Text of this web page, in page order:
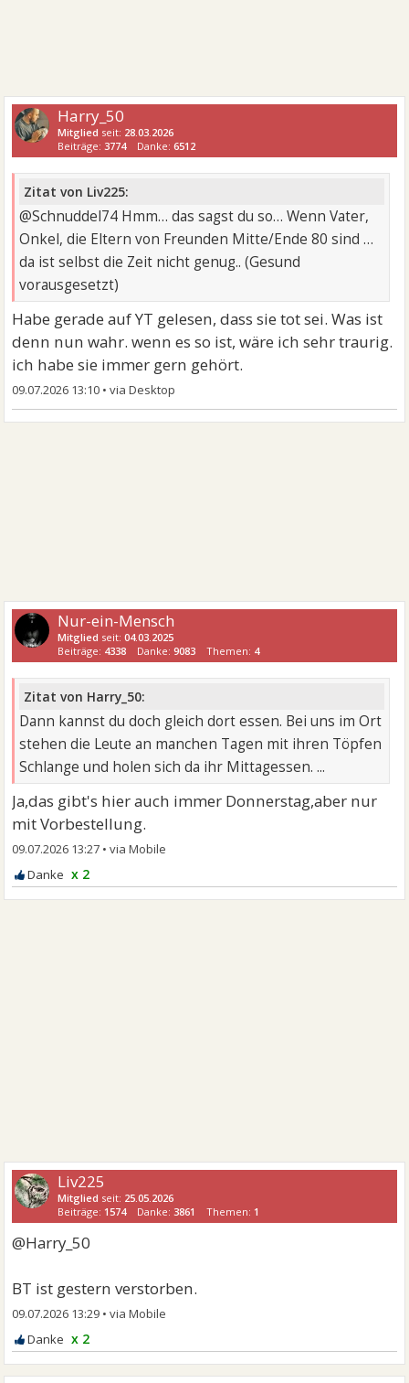
Harry_50
Mitglied seit: 28.03.2026
Beiträge:3774 Danke:6512
Zitat von Liv225:
@Schnuddel74 Hmm… das sagst du so… Wenn Vater,
Onkel, die Eltern von Freunden Mitte/Ende 80 sind …
da ist selbst die Zeit nicht genug.. (Gesund
vorausgesetzt)
Habe gerade auf YT gelesen, dass sie tot sei. Was ist
denn nun wahr. wenn es so ist, wäre ich sehr traurig.
ich habe sie immer gern gehört.
09.07.2026 13:10 •
Nur-ein-Mensch
Mitglied seit:04.03.2025
Beiträge: 4338 Danke:9083 Themen: 4
Zitat von Harry_50:
Dann kannst du doch gleich dort essen. Bei uns im Ort
stehen die Leute an manchen Tagen mit ihren Töpfen
Schlange und holen sich da ihr Mittagessen. ...
Ja,das gibt's hier auch immer Donnerstag,aber nur
mit Vorbestellung.
09.07.2026 13:27 •
x 2
Liv225
Mitglied seit: 25.05.2026
Beiträge: 1574 Danke: 3861 Themen: 1
@Harry_50
BT ist gestern verstorben.
09.07.2026 13:29 •
x 2